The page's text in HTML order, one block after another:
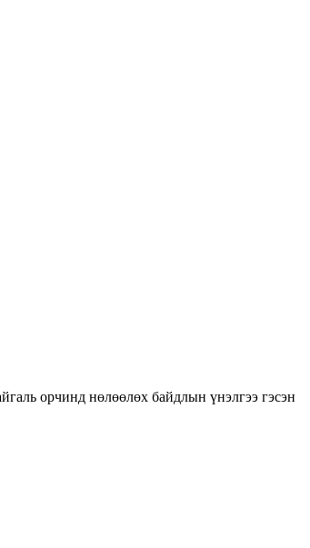
орчинд нөлөөлөх байдлын үнэлгээ гэсэн